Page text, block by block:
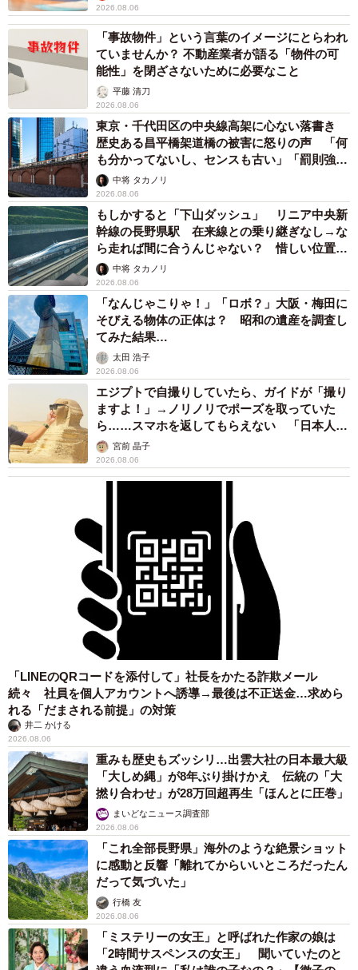
2026.08.06
「事故物件」という言葉のイメージにとらわれ
ていませんか？ 不動産業者が語る「物件の可
能性」を閉ざさないために必要なこと
平藤 清刀
2026.08.06
東京・千代田区の中央線高架に心ない落書き
歴史ある昌平橋架道橋の被害に怒りの声 「何
も分かってないし、センスも古い」「罰則強化
して」中将 タカノリ
2026.08.06
もしかすると「下山ダッシュ」 リニア中央新
幹線の長野県駅 在来線との乗り継ぎなし→な
ら走れば間に合うんじゃない？ 惜しい位置関
係が反響
中将 タカノリ
2026.08.06
「なんじゃこりゃ！」「ロボ？」大阪・梅田に
そびえる物体の正体は？ 昭和の遺産を調査し
てみた結果…
太田 浩子
2026.08.06
エジプトで自撮りしていたら、ガイドが「撮り
ますよ！」→ノリノリでポーズを取っていた
ら……スマホを返してもらえない 「日本人は
カモ代表かも」「私は6時間で3万円払った」
宮前 晶子
2026.08.06
「LINEのQRコードを添付して」社長をかたる詐欺メール
続々 社員を個人アカウントへ誘導→最後は不正送金…求めら
れる「だまされる前提」の対策
井二 かける
2026.08.06
重みも歴史もズッシリ…出雲大社の日本最大級
「大しめ縄」が8年ぶり掛けかえ 伝統の「大
撚り合わせ」が28万回超再生「ほんとに圧巻」
まいどなニュース調査部
2026.08.06
「これ全部長野県」海外のような絶景ショット
に感動と反響「離れてからいいところだったん
だって気づいた」
行橋 友
2026.08.06
「ミステリーの女王」と呼ばれた作家の娘は
「2時間サスペンスの女王」 聞いていたのと